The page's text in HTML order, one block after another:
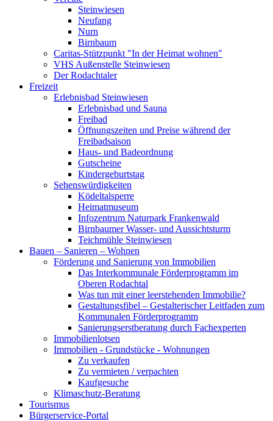
Steinwiesen
Neufang
Nurn
Birnbaum
Caritas-Stützpunkt "In der Heimat wohnen"
VHS Außenstelle Steinwiesen
Der Rodachtaler
Freizeit
Erlebnisbad Steinwiesen
Erlebnisbad und Sauna
Freibad
Öffnungszeiten und Preise während der
Freibadsaison
Haus- und Badeordnung
Gutscheine
Kindergeburtstag
Sehenswürdigkeiten
Ködeltalsperre
Heimatmuseum
Infozentrum Naturpark Frankenwald
Birnbaumer Wasser- und Aussichtsturm
Teichmühle Steinwiesen
Bauen – Sanieren – Wohnen
Förderung und Sanierung von Immobilien
Das Interkommunale Förderprogramm im
Oberen Rodachtal
Was tun mit einer leerstehenden Immobilie?
Gestaltungsfibel – Gestalterischer Leitfaden zum
Kommunalen Förderprogramm
Sanierungserstberatung durch Fachexperten
Immobilienlotsen
Immobilien - Grundstücke - Wohnungen
Zu verkaufen
Zu vermieten / verpachten
Kaufgesuche
Klimaschutz-Beratung
Tourismus
Bürgerservice-Portal